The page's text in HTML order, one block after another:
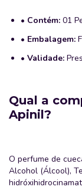
• Contém: 01
• Embalagem:
• Validade:
Qual a
Apinil?
O perfume de
Alcohol (Álcool),